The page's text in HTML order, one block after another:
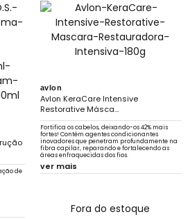
de
avlon
Avlon KeraCare Intensive
Restorative Másca...
Fortifica os cabelos, deixando-os 42% mais
fortes! Contém agentes condicionantes
inovadores que penetram profundamente na
fibra capilar, reparando e fortalecendo as
áreas enfraquecidas dos fios.
ver mais
Fora do estoque